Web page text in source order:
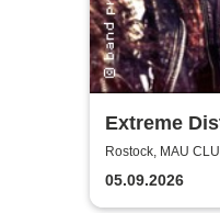
Extreme
XV
Rostock, MAU
05.09.2026